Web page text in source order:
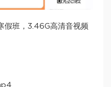
假班，3.46G高清音视频